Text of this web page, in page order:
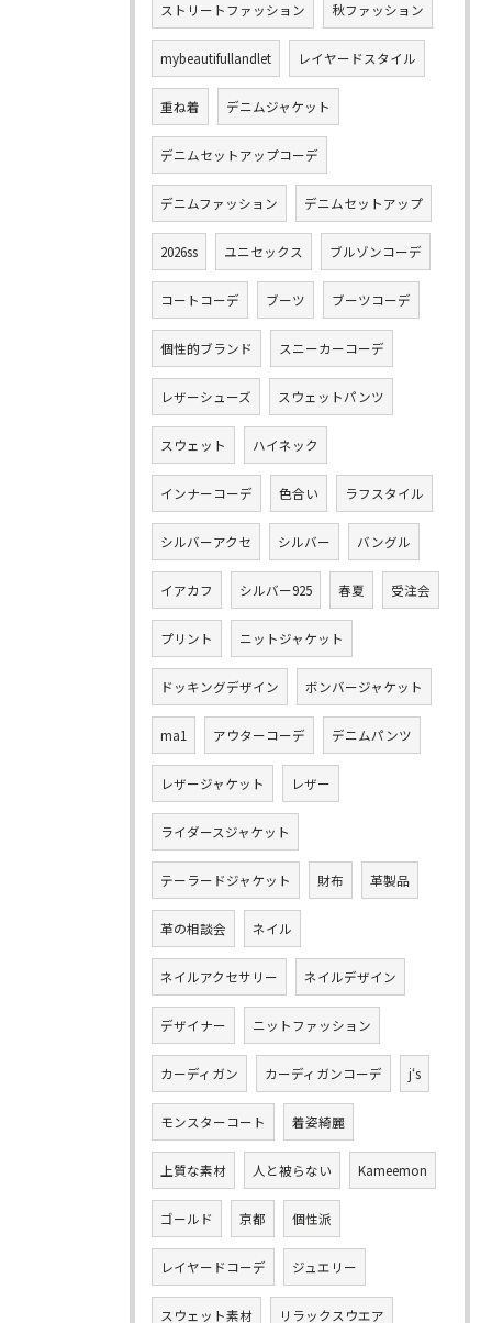
ストリートファッション 秋ファッション
mybeautifullandlet レイヤードスタイル
重ね着 デニムジャケット
デニムセットアップコーデ
デニムファッション デニムセットアップ
2026ss ユニセックス ブルゾンコーデ
コートコーデ ブーツ ブーツコーデ
個性的ブランド スニーカーコーデ
レザーシューズ スウェットパンツ
スウェット ハイネック
インナーコーデ 色合い ラフスタイル
シルバーアクセ シルバー バングル
イアカフ シルバー925 春夏 受注会
プリント ニットジャケット
ドッキングデザイン ボンバージャケット
ma1 アウターコーデ デニムパンツ
レザージャケット レザー
ライダースジャケット
テーラードジャケット 財布 革製品
革の相談会 ネイル
ネイルアクセサリー ネイルデザイン
デザイナー ニットファッション
カーディガン カーディガンコーデ j‘s
モンスターコート 着姿綺麗
上質な素材 人と被らない Kameemon
ゴールド 京都 個性派
レイヤードコーデ ジュエリー
スウェット素材 リラックスウエア